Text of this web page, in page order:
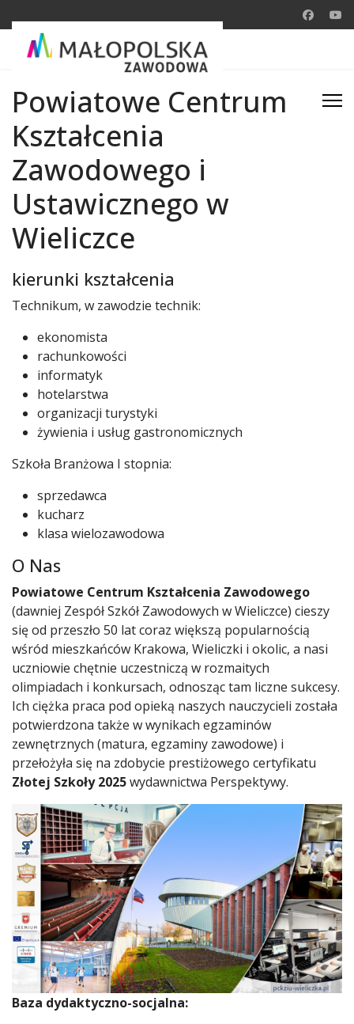
Powiatowe Centrum
Kształcenia
Zawodowego i
Ustawicznego w
Wieliczce
kierunki kształcenia
Technikum, w zawodzie technik:
ekonomista
rachunkowości
informatyk
hotelarstwa
organizacji turystyki
żywienia i usług gastronomicznych
Szkoła Branżowa I stopnia:
sprzedawca
kucharz
klasa wielozawodowa
O Nas
Powiatowe Centrum Kształcenia Zawodowego
(dawniej Zespół Szkół Zawodowych w Wieliczce) cieszy
się od przeszło 50 lat coraz większą popularnością
wśród mieszkańców Krakowa, Wieliczki i okolic, a nasi
uczniowie chętnie uczestniczą w rozmaitych
olimpiadach i konkursach, odnosząc tam liczne sukcesy.
Ich ciężka praca pod opieką naszych nauczycieli została
potwierdzona także w wynikach egzaminów
zewnętrznych (matura, egzaminy zawodowe) i
przełożyła się na zdobycie prestiżowego certyfikatu
Złotej Szkoły 2025wydawnictwa Perspektywy.
Baza dydaktyczno-socjalna: